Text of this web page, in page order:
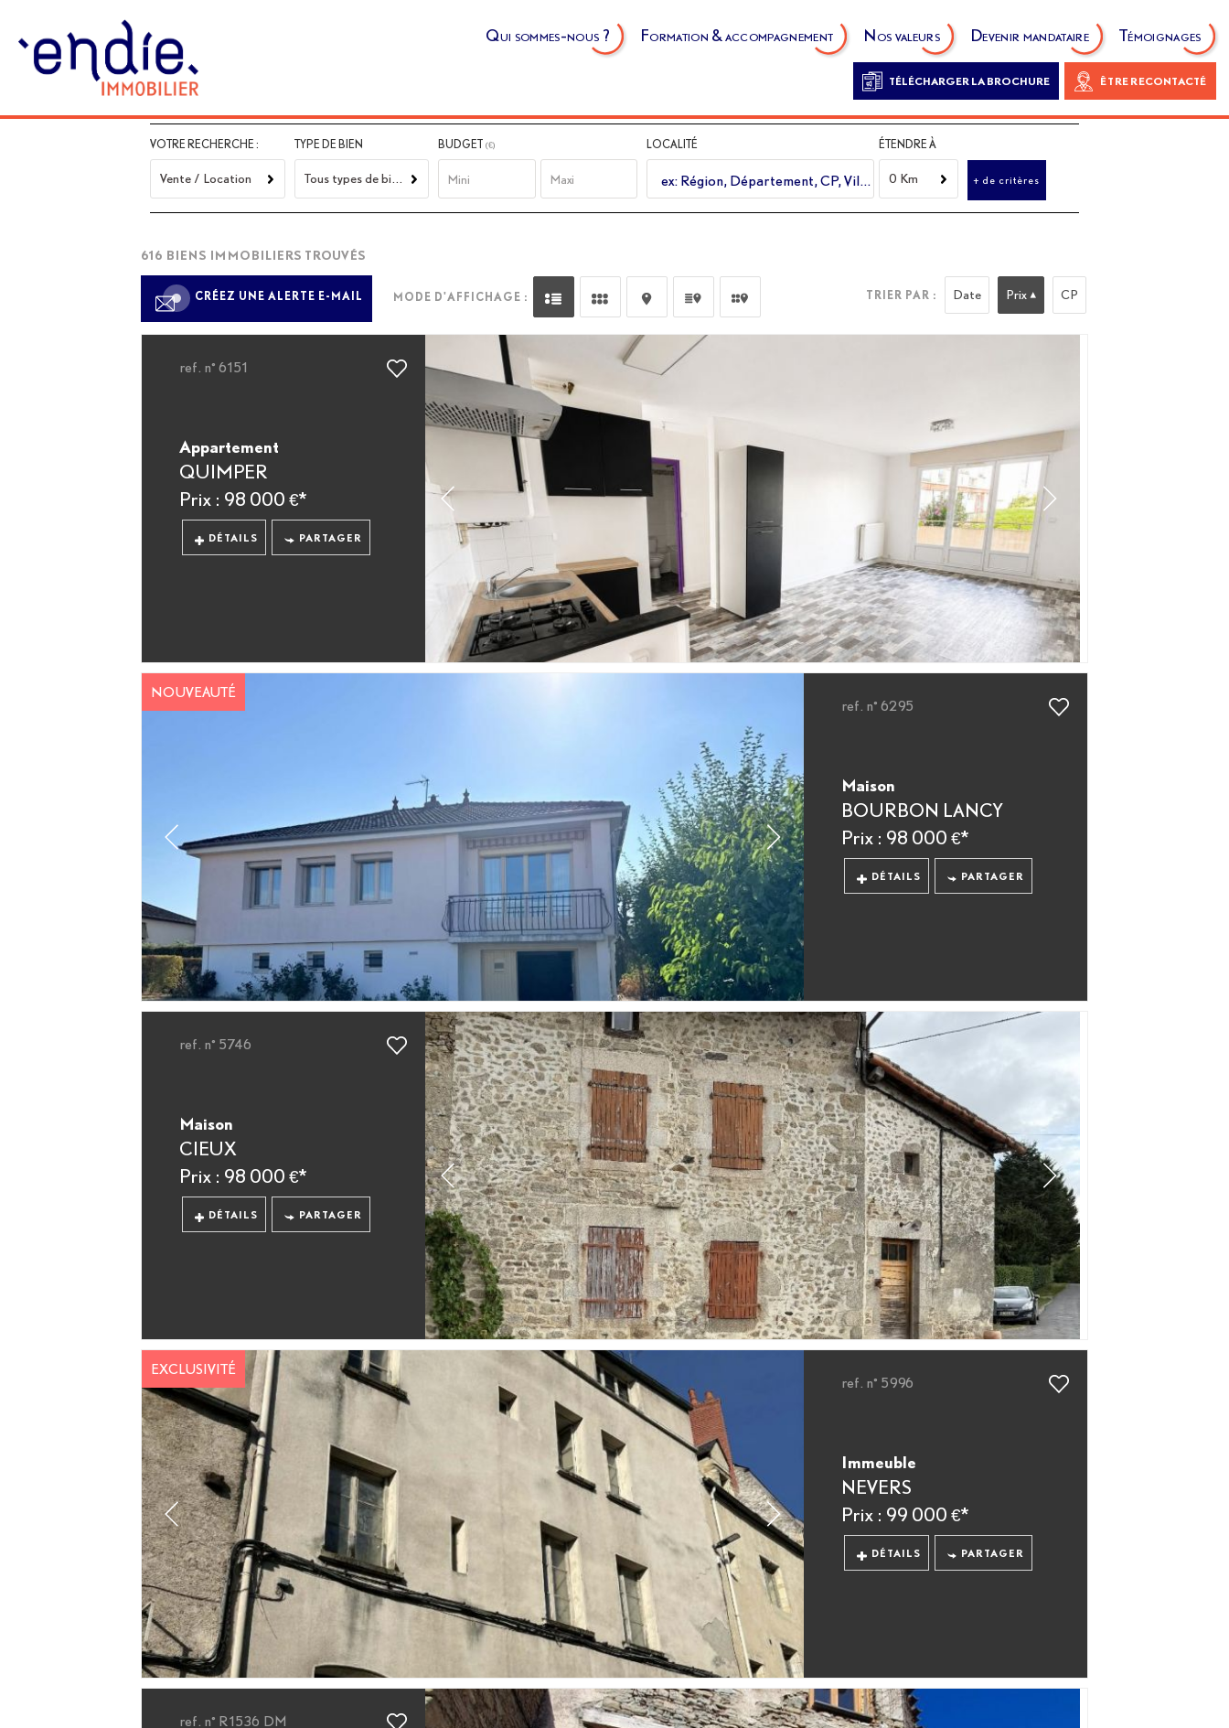
Qui sommes-nous ? Formation & accompagnement Nos valeurs Devenir mandataire Témoignages
TÉLÉCHARGER LA BROCHURE ÊTRE RECONTACTÉ
VOTRE RECHERCHE :
Vente / Location
TYPE DE BIEN BUDGET (€) LOCALITÉ ÉTENDRE À
0 Km + de critères
616 BIENS IMMOBILIERS TROUVÉS
CRÉEZ UNE ALERTE E-MAIL MODE D'AFFICHAGE : TRIER PAR : Date Prix CP
ref. n° 6151
Appartement
QUIMPER
Prix : 98 000 €*
DÉTAILS PARTAGER
NOUVEAUTÉ
ref. n° 6295
Maison
BOURBON LANCY
Prix : 98 000 €*
DÉTAILS PARTAGER
ref. n° 5746
Maison
CIEUX
Prix : 98 000 €*
DÉTAILS PARTAGER
EXCLUSIVITÉ
ref. n° 5996
Immeuble
NEVERS
Prix : 99 000 €*
DÉTAILS PARTAGER
ref. n° R1536 DM